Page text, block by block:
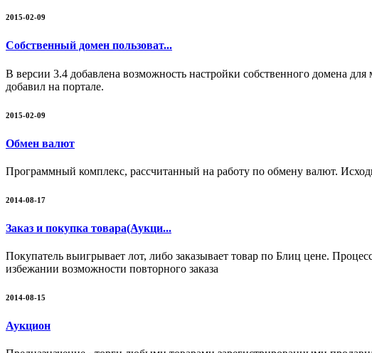
2015-02-09
Собственный домен пользоват...
В версии 3.4 добавлена возможность настройки собственного домена
добавил на портале.
2015-02-09
Обмен валют
Программный комплекс, рассчитанный на работу по обмену валют.
2014-08-17
Заказ и покупка товара(Аукци...
Покупатель выигрывает лот, либо заказывает товар по Блиц цене.
избежании возможности повторного заказа
2014-08-15
Аукцион